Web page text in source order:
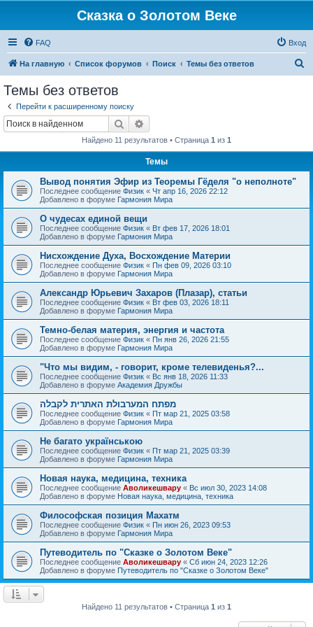
Сказка о Золотом Веке
FAQ Вход
На главную Список форумов Поиск Темы без ответов
Темы без ответов
Перейти к расширенному поиску
Поиск
Найдено 11 результатов • Страница 1 из 1
Темы
Вывод понятия Эфир из Теоремы Гёделя "о неполноте"
Последнее сообщение Физик « Чт апр 16, 2026 22:12
Добавлено в форуме Гармония Мира
О чудесах единой вещи
Последнее сообщение Физик « Вт фев 17, 2026 18:01
Добавлено в форуме Гармония Мира
Нисхождение Духа, Восхождение Материи
Последнее сообщение Физик « Пн фев 09, 2026 03:10
Добавлено в форуме Гармония Мира
Александр Юрьевич Захаров (Плазар), статьи
Последнее сообщение Физик « Вт фев 03, 2026 18:11
Добавлено в форуме Гармония Мира
Темно-белая материя, энергия и частота
Последнее сообщение Физик « Пн янв 26, 2026 21:55
Добавлено в форуме Гармония Мира
"Что мы видим, - говорит, кроме телевиденья?...
Последнее сообщение Физик « Вс янв 18, 2026 11:33
Добавлено в форуме Академия Дружбы
מפתח המערבולת האתרית לקבלה
Последнее сообщение Физик « Пт мар 21, 2025 03:58
Добавлено в форуме Гармония Мира
Не багато українською
Последнее сообщение Физик « Пт мар 21, 2025 03:39
Добавлено в форуме Гармония Мира
Новая наука, медицина, техника
Последнее сообщение Аволикешвару « Вс июл 30, 2023 14:08
Добавлено в форуме Новая наука, медицина, техника
Философская позиция Махатм
Последнее сообщение Физик « Пн июн 26, 2023 09:53
Добавлено в форуме Гармония Мира
Путеводитель по "Сказке о Золотом Веке"
Последнее сообщение Аволикешвару « Сб июн 24, 2023 12:26
Добавлено в форуме Путеводитель по "Сказке о Золотом Веке"
Найдено 11 результатов • Страница 1 из 1